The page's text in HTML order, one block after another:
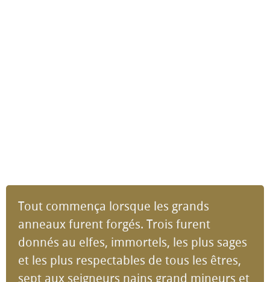
Tout commença lorsque les grands
anneaux furent forgés. Trois furent
donnés au elfes, immortels, les plus sages
et les plus respectables de tous les êtres,
sept aux seigneurs nains grand mineurs et